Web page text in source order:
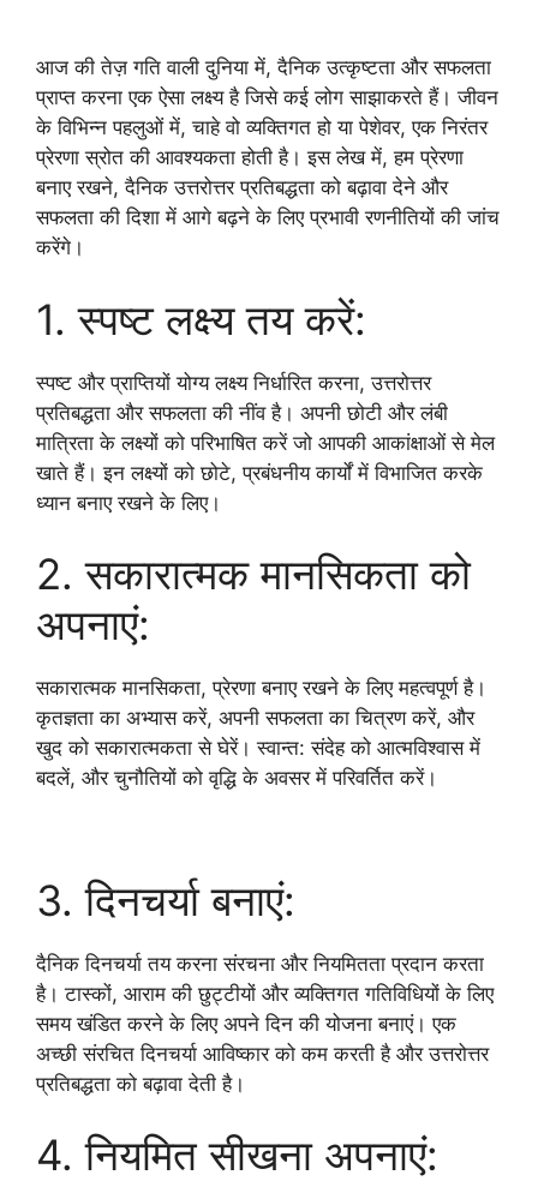
आज की तेज़ गति वाली दुनिया में, दैनिक उत्कृष्टता और सफलता
प्राप्त करना एक ऐसा लक्ष्य है जिसे कई लोग साझाकरते हैं। जीवन
के विभिन्न पहलुओं में, चाहे वो व्यक्तिगत हो या पेशेवर, एक निरंतर
प्रेरणा स्रोत की आवश्यकता होती है। इस लेख में, हम प्रेरणा
बनाए रखने, दैनिक उत्तरोत्तर प्रतिबद्धता को बढ़ावा देने और
सफलता की दिशा में आगे बढ़ने के लिए प्रभावी रणनीतियों की जांच
करेंगे।
1. स्पष्ट लक्ष्य तय करें:
स्पष्ट और प्राप्तियों योग्य लक्ष्य निर्धारित करना, उत्तरोत्तर
प्रतिबद्धता और सफलता की नींव है। अपनी छोटी और लंबी
मात्रिता के लक्ष्यों को परिभाषित करें जो आपकी आकांक्षाओं से मेल
खाते हैं। इन लक्ष्यों को छोटे, प्रबंधनीय कार्यों में विभाजित करके
ध्यान बनाए रखने के लिए।
2. सकारात्मक मानसिकता को
अपनाएं:
सकारात्मक मानसिकता, प्रेरणा बनाए रखने के लिए महत्वपूर्ण है।
कृतज्ञता का अभ्यास करें, अपनी सफलता का चित्रण करें, और
खुद को सकारात्मकता से घेरें। स्वान्त: संदेह को आत्मविश्वास में
बदलें, और चुनौतियों को वृद्धि के अवसर में परिवर्तित करें।
3. दिनचर्या बनाएं:
दैनिक दिनचर्या तय करना संरचना और नियमितता प्रदान करता
है। टास्कों, आराम की छुट्टीयों और व्यक्तिगत गतिविधियों के लिए
समय खंडित करने के लिए अपने दिन की योजना बनाएं। एक
अच्छी संरचित दिनचर्या आविष्कार को कम करती है और उत्तरोत्तर
प्रतिबद्धता को बढ़ावा देती है।
4. नियमित सीखना अपनाएं: